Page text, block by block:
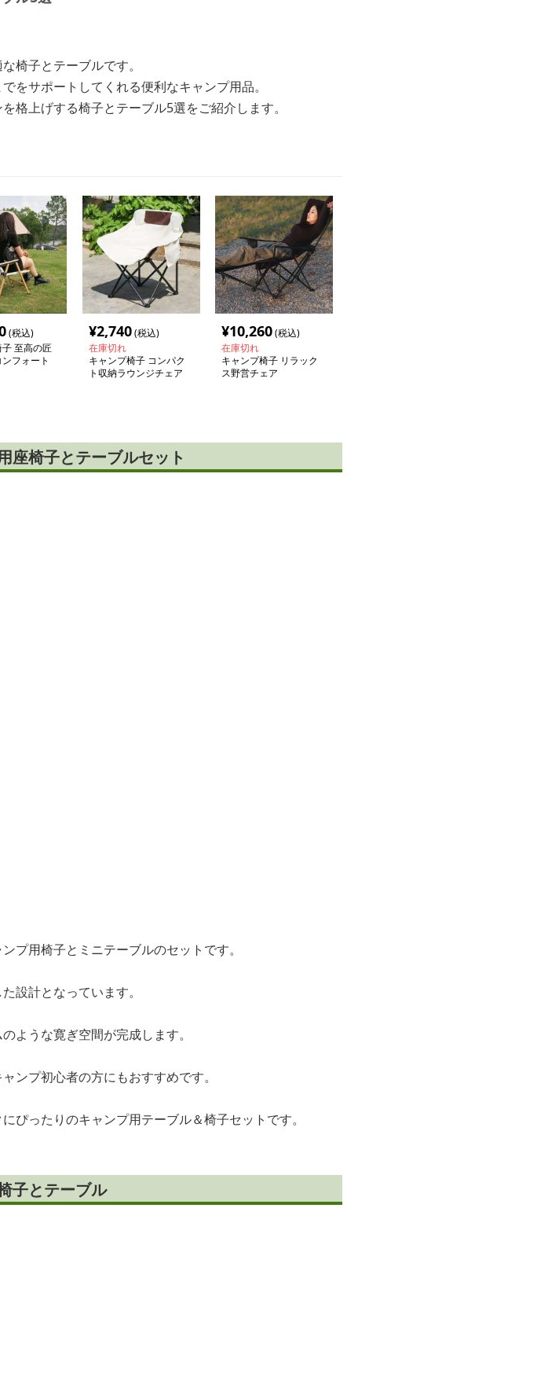
椅子とテーブルです。
をサポートしてくれる便利なキャンプ用品。
格上げする椅子とテーブル5選をご紹介します。
(税込)
至高の匠
フォート
¥2,740(税込)
在庫切れ
キャンプ椅子 コンパク
ト収納ラウンジチェア
¥10,260(税込)
在庫切れ
キャンプ椅子 リラック
ス野営チェア
座椅子とテーブルセット
プ用椅子とミニテーブルのセットです。
設計となっています。
ような寛ぎ空間が完成します。
ンプ初心者の方にもおすすめです。
ぴったりのキャンプ用テーブル＆椅子セットです。
子とテーブル